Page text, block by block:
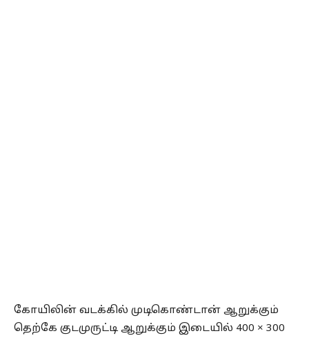
கோயிலின் வடக்கில் முடிகொண்டான் ஆறுக்கும்
தெற்கே குடமுருட்டி ஆறுக்கும் இடையில் 400 × 300